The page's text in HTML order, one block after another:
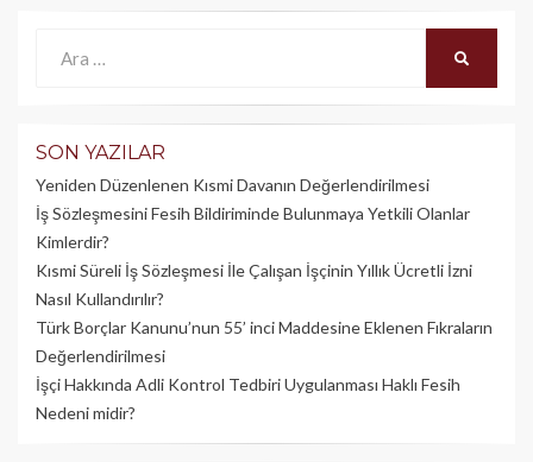
SON YAZILAR
Yeniden Düzenlenen Kısmi Davanın Değerlendirilmesi
İş Sözleşmesini Fesih Bildiriminde Bulunmaya Yetkili Olanlar
Kimlerdir?
Kısmi Süreli İş Sözleşmesi İle Çalışan İşçinin Yıllık Üc­retli İzni
Nasıl Kullandırılır?
Türk Borçlar Kanunu’nun 55’ inci Maddesine Eklenen Fıkraların
Değerlendirilmesi
İşçi Hakkında Adli Kontrol Tedbiri Uygulanması Haklı Fesih
Nedeni midir?